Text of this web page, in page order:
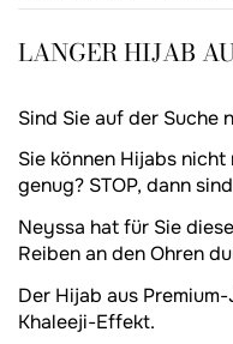
LANGER HIJAB
Sind Sie auf der
Sie können Hijabs
genug? STOP, dann
Neyssa hat für Sie
Reiben an den Ohren
Der Hijab aus
Khaleeji-Effekt.